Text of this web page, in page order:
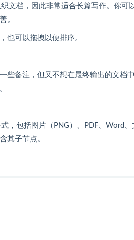
文档，因此非常适合长篇写作。你可
。
也可以拖拽以便排序。
些备注，但又不想在最终输出的文档
，包括图片（PNG）、PDF、Word
其子节点。